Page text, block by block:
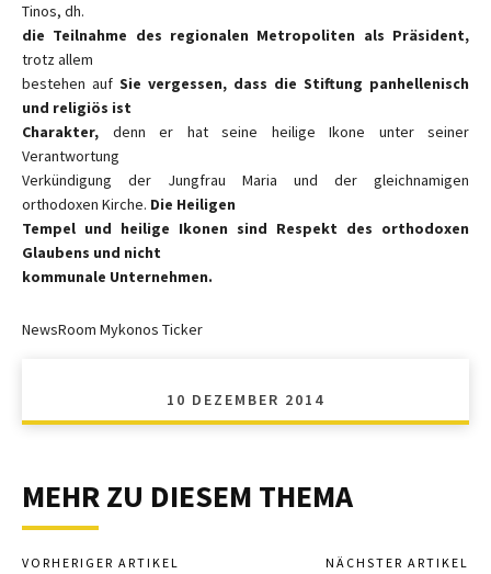
Tinos, dh.
die Teilnahme des regionalen Metropoliten als Präsident,
trotz allem
bestehen auf Sie vergessen, dass die Stiftung panhellenisch
und religiös ist
Charakter, denn er hat seine heilige Ikone unter seiner
Verantwortung
Verkündigung der Jungfrau Maria und der gleichnamigen
orthodoxen Kirche. Die Heiligen
Tempel und heilige Ikonen sind Respekt des orthodoxen
Glaubens und nicht
kommunale Unternehmen.
NewsRoom Mykonos Ticker
10 DEZEMBER 2014
MEHR ZU DIESEM THEMA
VORHERIGER ARTIKEL NÄCHSTER ARTIKEL